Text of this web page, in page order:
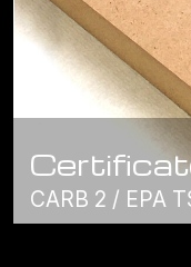
CARB 2 / EPA